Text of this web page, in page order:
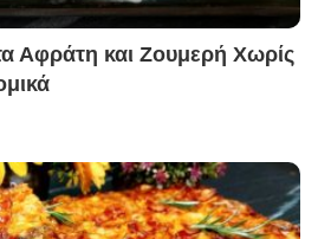
Αφράτη και Ζουμερή Χωρίς